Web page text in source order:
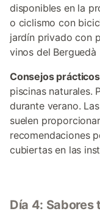
disponibles en la
o ciclismo con
jardín privado con
vinos del
Consejos
piscinas naturales.
durante verano.
suelen
recomendaciones
cubiertas en las
Día 4: